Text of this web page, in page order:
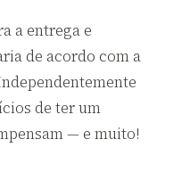
a entrega e
de acordo com a
de ter um
— e muito!